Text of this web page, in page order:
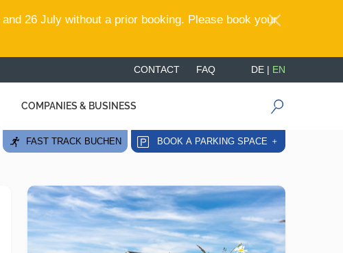
26 July without a prior booking. Please book your
CONTACT FAQ DE | EN
COMPANIES & BUSINESS
FAST TRACK BUCHEN BOOK A PARKING SPACE